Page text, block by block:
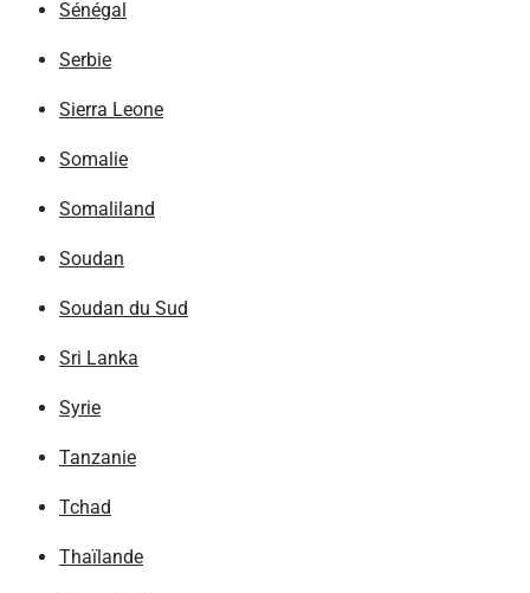
Sénégal
Serbie
Sierra Leone
Somalie
Somaliland
Soudan
Soudan du Sud
Sri Lanka
Syrie
Tanzanie
Tchad
Thaïlande